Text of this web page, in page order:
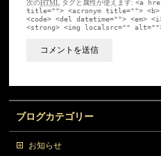
次のHTML タグと属性が使えます:<a
title=""> <acronym title="">
<code> <del datetime=""> <em>
<strong> <img localsrc=""
ブログカテゴリー
お知らせ